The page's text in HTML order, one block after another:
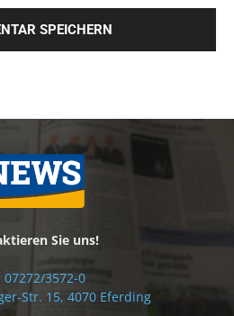
Sie uns!
07272/3572-0
Str. 15, 4070 Eferding